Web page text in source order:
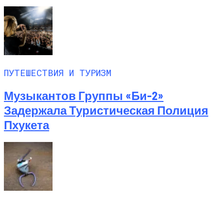
ПУТЕШЕСТВИЯ И ТУРИЗМ
Музыкантов Группы «Би-2»
Задержала Туристическая Полиция
Пхукета